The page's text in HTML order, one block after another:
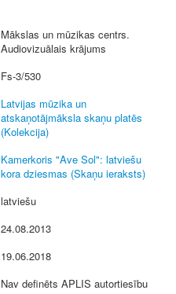
Mākslas un mūzikas centrs.
Audiovizuālais krājums
Fs-3/530
Latvijas mūzika un
atskaņotājmāksla skaņu platēs
(Kolekcija)
Kamerkoris "Ave Sol": latviešu
kora dziesmas (Skaņu ieraksts)
latviešu
24.08.2013
19.06.2018
Nav definēts APLIS autortiesību